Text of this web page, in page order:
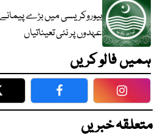
بیوروکریسی میں بڑے پیمانے
عہدوں پر نئی تعیناتیاں
ہمیں فالو کریں
Facebook
متعلقہ خبریں